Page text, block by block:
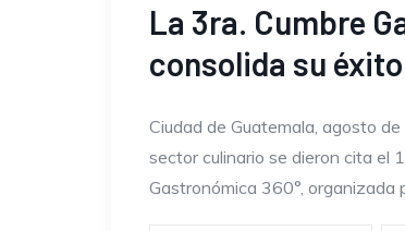
La 3ra. Cumbre
consolida su éxito
Ciudad de Guatemala, agosto
sector culinario se dieron cita el
Gastronómica 360°, organizada